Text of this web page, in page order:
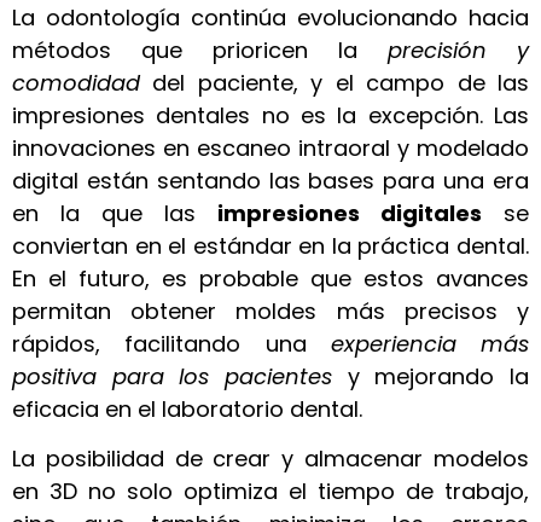
La odontología continúa evolucionando hacia
métodos que prioricen la precisión y
comodidaddel paciente, y el campo de las
impresiones dentales no es la excepción. Las
innovaciones en escaneo intraoral y modelado
digital están sentando las bases para una era
en la que las impresiones digitales se
conviertan en el estándar en la práctica dental.
En el futuro, es probable que estos avances
permitan obtener moldes más precisos y
rápidos, facilitando una experiencia más
positiva para los pacientes y mejorando la
eficacia en el laboratorio dental.
La posibilidad de crear y almacenar modelos
en 3D no solo optimiza el tiempo de trabajo,